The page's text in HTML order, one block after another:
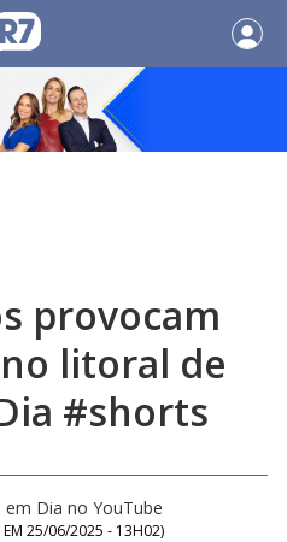
provocam
litoral de
#shorts
Dia no YouTube
25/06/2025 - 13H02)